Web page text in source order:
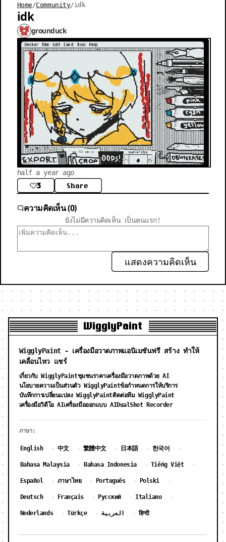
Home /Community/idk
idk
grounduck
half a year ago
3 Share
ความคิดเห็น (0)
ยังไม่มีความคิดเห็น เป็นคนแรก!
แสดงความคิดเห็น
WigglyPaint
WigglyPaint - เครื่องมือวาดภาพแอนิเมชันฟรี สร้าง ทำให้
เคลื่อนไหว แชร์
เกี่ยวกับ WigglyPaintชุมชนราคาเครื่องมือวาดภาพด้วย AI
นโยบายความเป็นส่วนตัว WigglyPaintข้อกำหนดการให้บริการ
บันทึกการเปลี่ยนแปลง WigglyPaintติดต่อทีม WigglyPaint
เครื่องมือวิดีโอ AIเครื่องมือออกแบบ AIDualShot Recorder
ภาษา:
English · 中文 · 繁體中文 · 日本語 · 한국어 ·
Bahasa Malaysia · Bahasa Indonesia · Tiếng Việt ·
Español · ภาษาไทย · Português · Polski ·
Deutsch · Français · Русский · Italiano ·
Nederlands · Türkçe · العربية · हिन्दी